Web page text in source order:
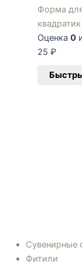
Форма
квадратик
Оценка 0
25 ₽
Сувенирные
Фитили